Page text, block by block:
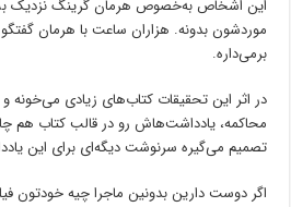
این اشخاص به‌خصوص هرمان گُرینگ نزدیک
موردشون بدونه. هزاران ساعت با هرمان
برمی‌داره.
در اثر این تحقیقات کتاب‌های زیادی می‌خونه
محاکمه، یادداشت‌هاش رو در قالب کتاب هم
تصمیم می‌گیره سرنوشت دیگه‌ای برای این
اگر دوست دارین بدونین ماجرا چیه خودتون